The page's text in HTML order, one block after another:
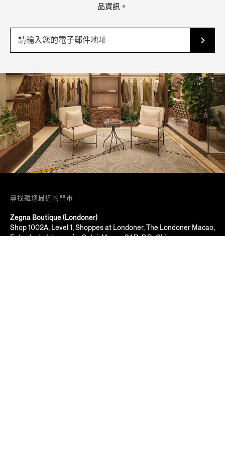
品資訊。
尋找離您最近的門市
Zegna Boutique (Londoner)
Shop 1002A, Level 1, Shoppes at Londoner, The Londoner Macao,
Estrada do Istmo, s/n, Cotai, Macau SAR, P.R. China